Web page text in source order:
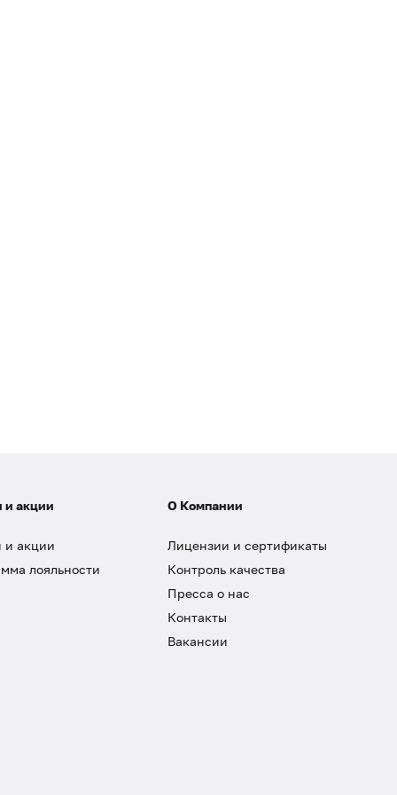
и акции
и акции
лояльности
О Компании
Лицензии и сертификаты
Контроль качества
Пресса о нас
Контакты
Вакансии